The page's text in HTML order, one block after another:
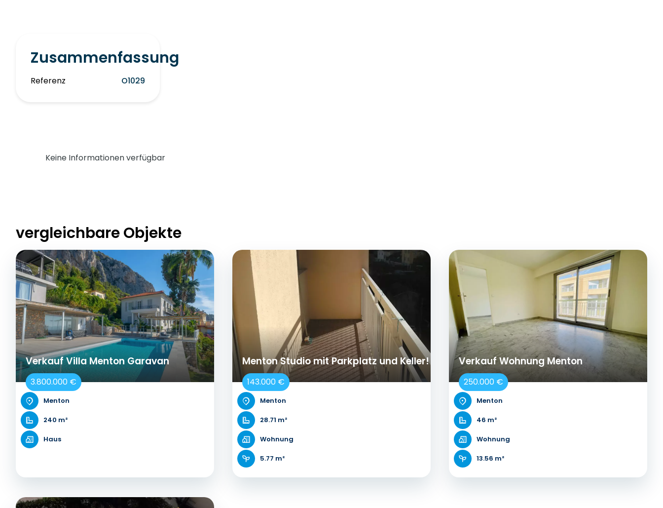
Zusammenfassung
Referenz O1029
Keine Informationen verfügbar
vergleichbare Objekte
Verkauf Villa Menton Garavan
3.800.000 €
Menton
240 m²
Haus
Menton Studio mit Parkplatz und Keller!
143.000 €
Menton
28.71 m²
Wohnung
5.77 m²
Verkauf Wohnung Menton
250.000 €
Menton
46 m²
Wohnung
13.56 m²